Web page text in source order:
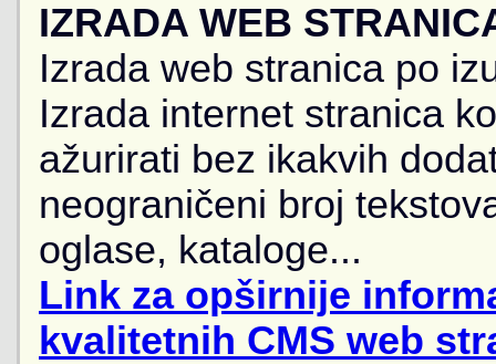
IZRADA WEB
Izrada web stranica po
Izrada internet stranica
ažurirati bez ikakvih
neograničeni broj
oglase, kataloge...
Link za opširnije
kvalitetnih CMS web